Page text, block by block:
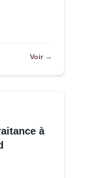
Voir →
à